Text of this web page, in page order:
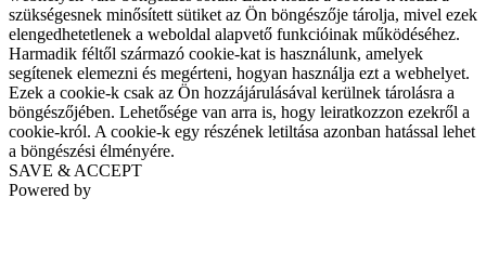
szükségesnek minősített sütiket az Ön böngészője tárolja, mivel ezek
elengedhetetlenek a weboldal alapvető funkcióinak működéséhez.
Harmadik féltől származó cookie-kat is használunk, amelyek
segítenek elemezni és megérteni, hogyan használja ezt a webhelyet.
Ezek a cookie-k csak az Ön hozzájárulásával kerülnek tárolásra a
böngészőjében. Lehetősége van arra is, hogy leiratkozzon ezekről a
cookie-król. A cookie-k egy részének letiltása azonban hatással lehet
a böngészési élményére.
SAVE & ACCEPT
Powered by